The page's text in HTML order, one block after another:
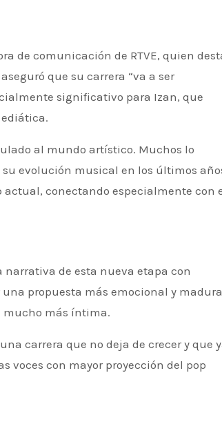
que su carrera “va a ser
significativo para Izan, que
al mundo artístico. Muchos lo
su evolución musical en los últimos
conectando especialmente con
propuesta más emocional y
mucho más íntima.
carrera que no deja de crecer y que
voces con mayor proyección del pop